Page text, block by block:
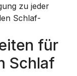
zu jeder
Schlaf-
für
Schlaf